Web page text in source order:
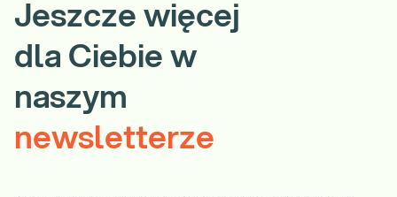
Jeszcze więcej
dla Ciebie w
naszym
newsletterze